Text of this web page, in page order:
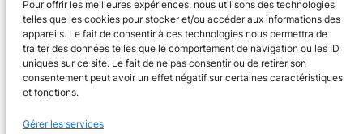
Pour offrir les meilleures expériences, nous utilisons des technologies
telles que les cookies pour stocker et/ou accéder aux informations des
appareils. Le fait de consentir à ces technologies nous permettra de
traiter des données telles que le comportement de navigation ou les ID
uniques sur ce site. Le fait de ne pas consentir ou de retirer son
consentement peut avoir un effet négatif sur certaines caractéristiques
et fonctions.
Gérer les services
Agenda 24
L'agenda des manifestations et activités en Dordogne